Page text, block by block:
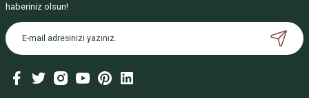
haberiniz olsun!